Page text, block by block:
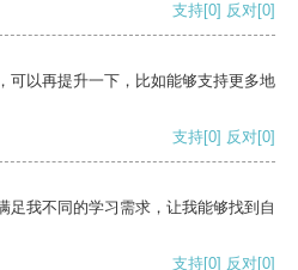
支持[0] 反对[0]
可以再提升一下，比如能够支持更多地
支持[0] 反对[0]
足我不同的学习需求，让我能够找到自
支持[0] 反对[0]